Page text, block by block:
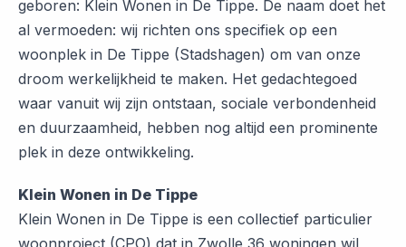
geboren: Klein Wonen in De Tippe. De naam doet het
al vermoeden: wij richten ons specifiek op een
woonplek in De Tippe (Stadshagen) om van onze
droom werkelijkheid te maken. Het gedachtegoed
waar vanuit wij zijn ontstaan, sociale verbondenheid
en duurzaamheid, hebben nog altijd een prominente
plek in deze ontwikkeling.
Klein Wonen in De Tippe
Klein Wonen in De Tippe is een collectief particulier
woonproject (CPO) dat in Zwolle 36 woningen wil